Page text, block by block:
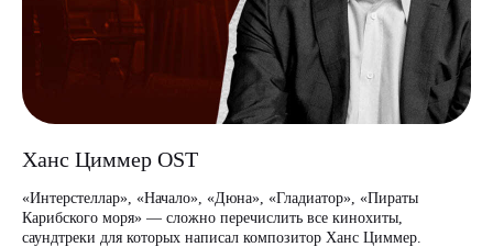
Ханс Циммер OST
«Интерстеллар», «Начало», «Дюна», «Гладиатор», «Пираты
Карибского моря» — сложно перечислить все кинохиты,
саундтреки для которых написал композитор Ханс Циммер.